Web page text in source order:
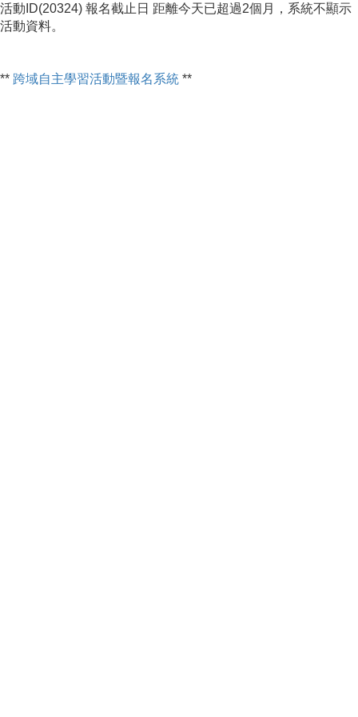
活動ID(20324) 報名截止日 距離今天已超過2個月，系統不顯示
活動資料。
** 跨域自主學習活動暨報名系統 **